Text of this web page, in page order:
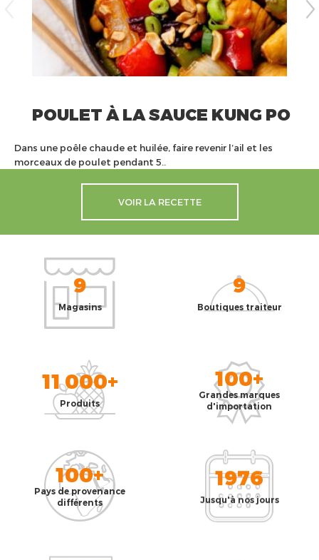
POULET À LA SAUCE KUNG PO
Dans une poêle chaude et huilée, faire revenir l’ail et les
morceaux de poulet pendant 5..
VOIR LA RECETTE
9
Magasins
9
Boutiques traiteur
11 000+
Produits
100+
Grandes marques
d'importation
100+
Pays de provenance
différents
1976
Jusqu'à nos jours